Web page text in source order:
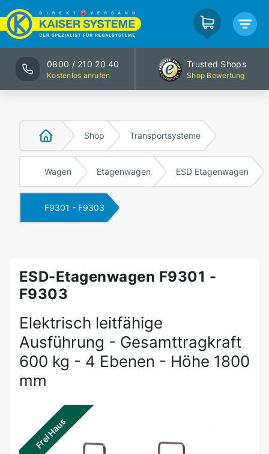
0800 / 210 20 40
Kostenlos anrufen
Trusted Shops
Shop Bewertung
Shop Transportsysteme
Wagen Etagenwagen ESD Etagenwagen
F9301 - F9303
ESD-Etagenwagen F9301 -
F9303
Elektrisch leitfähige
Ausführung - Gesamttragkraft
600 kg - 4 Ebenen - Höhe 1800
mm
Frei Haus